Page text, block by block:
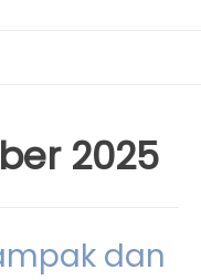
2025
dan